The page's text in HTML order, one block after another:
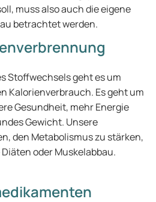
muss also auch die eigene
betrachtet werden.
Stoffwechsels geht es um
Kalorienverbrauch. Es geht um
Gesundheit, mehr Energie
Gewicht. Unsere
den Metabolismus zu stärken,
oder Muskelabbau.